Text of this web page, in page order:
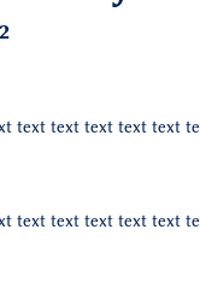
text text text text text
text text text text text